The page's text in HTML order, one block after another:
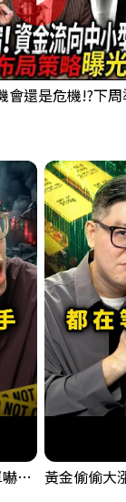
天天被9萬口空單嚇，其實你盯錯地方了｜Mr.Jimmy高志銘 #台股 #外資期貨 #融資